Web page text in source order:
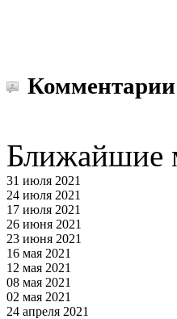
Ближайшие
31 июля 2021
24 июля 2021
17 июля 2021
26 июня 2021
23 июня 2021
16 мая 2021
12 мая 2021
08 мая 2021
02 мая 2021
24 апреля 2021